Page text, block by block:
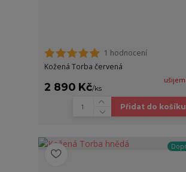
1 hodnocení
Kožená Torba červená
2 890 Kč/ks
Přidat do košíku